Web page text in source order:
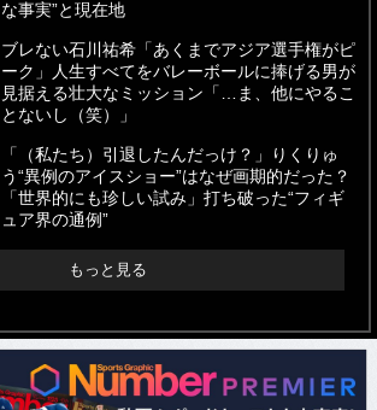
な事実”と現在地
ブレない石川祐希「あくまでアジア選手権がピ
ーク」人生すべてをバレーボールに捧げる男が
見据える壮大なミッション「…ま、他にやるこ
とないし（笑）」
「（私たち）引退したんだっけ？」りくりゅ
う“異例のアイスショー”はなぜ画期的だった？
「世界的にも珍しい試み」打ち破った“フィギ
ュア界の通例”
もっと見る